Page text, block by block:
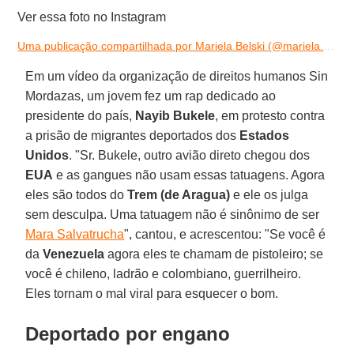
Ver essa foto no Instagram
Em um vídeo da organização de direitos humanos Sin
Mordazas, um jovem fez um rap dedicado ao
presidente do país, Nayib Bukele, em protesto contra
a prisão de migrantes deportados dos Estados
Unidos. "Sr. Bukele, outro avião direto chegou dos
EUA e as gangues não usam essas tatuagens. Agora
eles são todos doTrem (de Aragua) e ele os julga
sem desculpa. Uma tatuagem não é sinônimo de ser
Mara Salvatrucha", cantou, e acrescentou: "Se você é
daVenezuela agora eles te chamam de pistoleiro; se
você é chileno, ladrão e colombiano, guerrilheiro.
Eles tornam o mal viral para esquecer o bom.
Deportado por engano